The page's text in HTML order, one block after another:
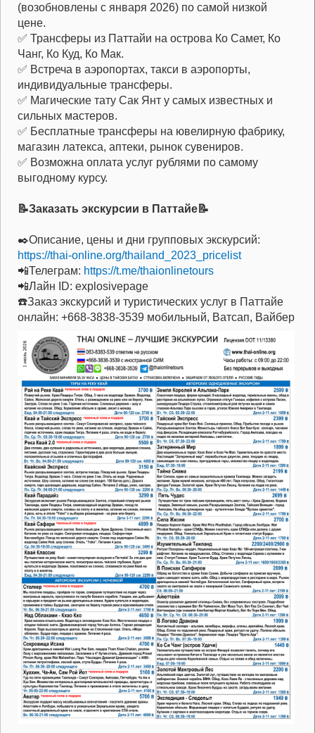
(возобновлены с января 2026) по самой низкой
цене.
✅ Трансферы из Паттайи на острова Ко Самет, Ко
Чанг, Ко Куд, Ко Мак.
✅ Встреча в аэропортах, такси в аэропорты,
индивидуальные трансферы.
✅ Магические тату Сак Янт у самых известных и
сильных мастеров.
✅ Бесплатные трансферы на ювелирную фабрику,
магазин латекса, аптеки, рынок сувениров.
✅ Возможна оплата услуг рублями по самому
выгодному курсу.
📝Заказать экскурсии в Паттайе📝
✒️Описание, цены и дни групповых экскурсий:
https://thai-online.org/thailand_2023_pricelist
📲Телеграм: https://t.me/thaionlinetours
📲Лайн ID: explosivepage
☎️Заказ экскурсий и туристических услуг в Паттайе
онлайн: +668-3838-3539 мобильный, Ватсап, Вайбер